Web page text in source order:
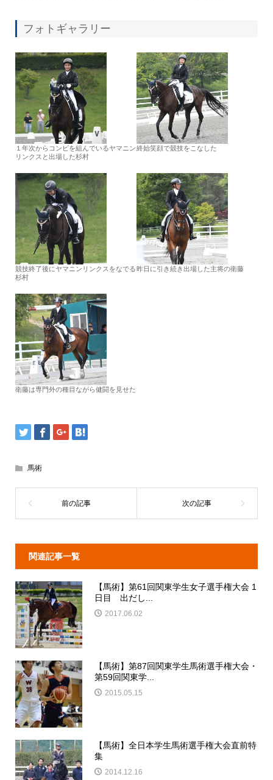
フォトギャラリー
１年次からコンビを組んでいるヤマニン
リンクスと出場した杉村
終始笑顔で競技をこなした
競技終了後にヤマニンリンクスをなでる
杉村
昨日に引き続き出場した主将の衛藤
衛藤は専門外の種目ながら健闘を見せた
馬術
関連記事一覧
【馬術】第61回関東学生女子選手権大会 1
日目 出だし...
2017.06.02
【馬術】第87回関東学生馬術選手権大会・
第59回関東学...
2015.05.15
【馬術】全日本学生馬術選手権大会直前特
集
2014.12.16